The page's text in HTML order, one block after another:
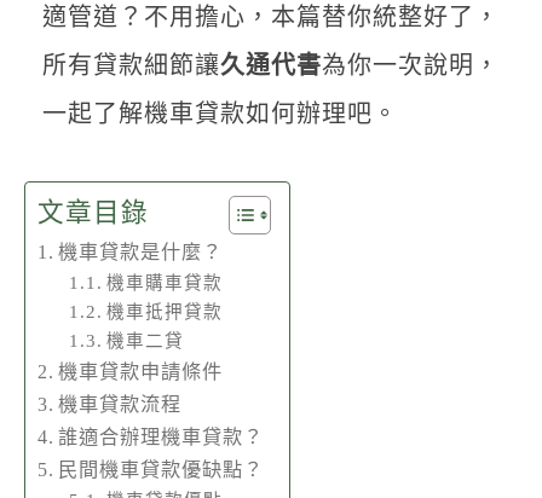
適管道？不用擔心，本篇替你統整好了，
所有貸款細節讓久通代書為你一次說明，
一起了解機車貸款如何辦理吧。
文章目錄
機車貸款是什麼？
機車購車貸款
機車抵押貸款
機車二貸
機車貸款申請條件
機車貸款流程
誰適合辦理機車貸款？
民間機車貸款優缺點？